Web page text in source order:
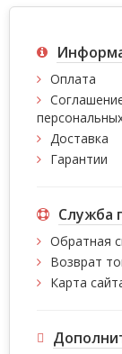
Оплата
Доставка
Гарантии
Служба
Обратная
Возврат
Карта